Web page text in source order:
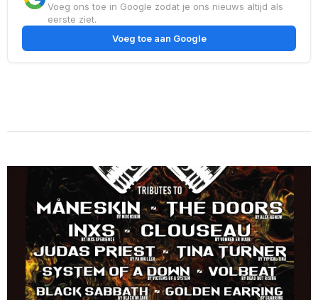
Voeg ons toe in Google zodat je ons nieuws altijd als
eerste ziet.
Voeg toe aan Google